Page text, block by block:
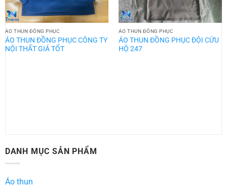
ÁO THUN ĐỒNG PHỤC
ÁO THUN ĐỒNG PHỤC CÔNG TY
NỘI THẤT GIÁ TỐT
ÁO THUN ĐỒNG PHỤC
ÁO THUN ĐỒNG PHỤC ĐỘI CỨU
HỘ 247
DANH MỤC SẢN PHẨM
Áo thun